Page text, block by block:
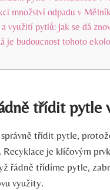
množství odpadu v
využití pytlů: Jak se dá
je budoucnost tohoto
třídit pytle
třídit pytle,
je klíčovým
řádně třídíme pytle,
využity.